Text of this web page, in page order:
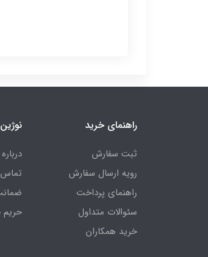
راهنمای خرید
ثبت سفارش
رویه ارسال سفارش
راهنمای پرداخت
سئوالات متداول
خرید همکاران
تماس